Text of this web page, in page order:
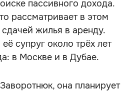
пассивного дохода.
рассматривает в этом
жилья в аренду.
супруг около трёх лет
в Москве и в Дубае.
она планирует